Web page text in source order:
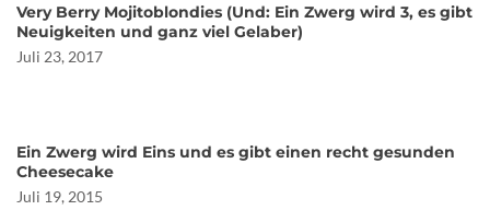
Very Berry Mojitoblondies (Und: Ein Zwerg wird 3, es gibt
Neuigkeiten und ganz viel Gelaber)
Juli 23, 2017
Ein Zwerg wird Eins und es gibt einen recht gesunden
Cheesecake
Juli 19, 2015